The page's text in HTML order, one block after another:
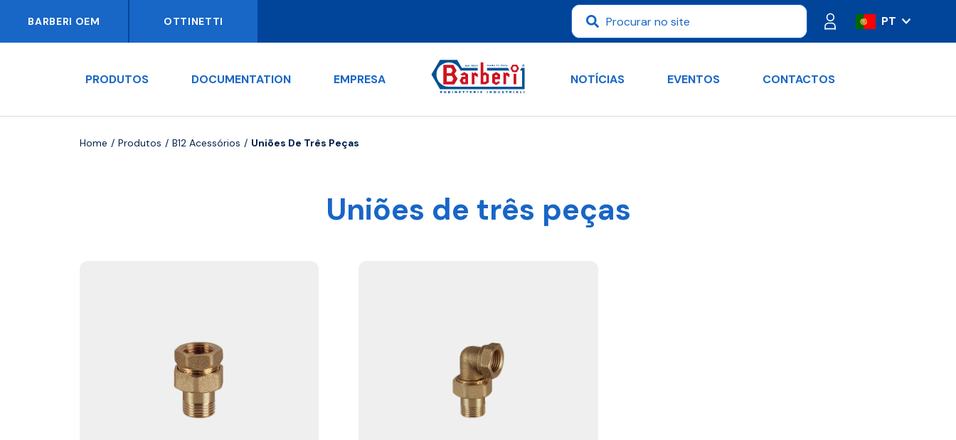
BARBERI OEM OTTINETTI
PT
IT
DE
PRODUTOS DOCUMENTATION EMPRESA NOTÍCIAS EVENTOS CONTACTOS
Home Produtos B12 Acessórios Uniões De Três Peças
Uniões de três peças